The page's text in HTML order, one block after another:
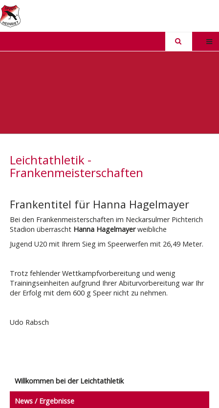
Leichtathletik -
Frankenmeisterschaften
Frankentitel für Hanna Hagelmayer
Bei den Frankenmeisterschaften im Neckarsulmer Pichterich
Stadion überrascht Hanna Hagelmayerweibliche
Jugend U20 mit Ihrem Sieg im Speerwerfen mit 26,49 Meter.
Trotz fehlender Wettkampfvorbereitung und wenig
Trainingseinheiten aufgrund Ihrer Abiturvorbereitung war Ihr
der Erfolg mit dem 600 g Speer nicht zu nehmen.
Udo Rabsch
Willkommen bei der Leichtathletik
News / Ergebnisse